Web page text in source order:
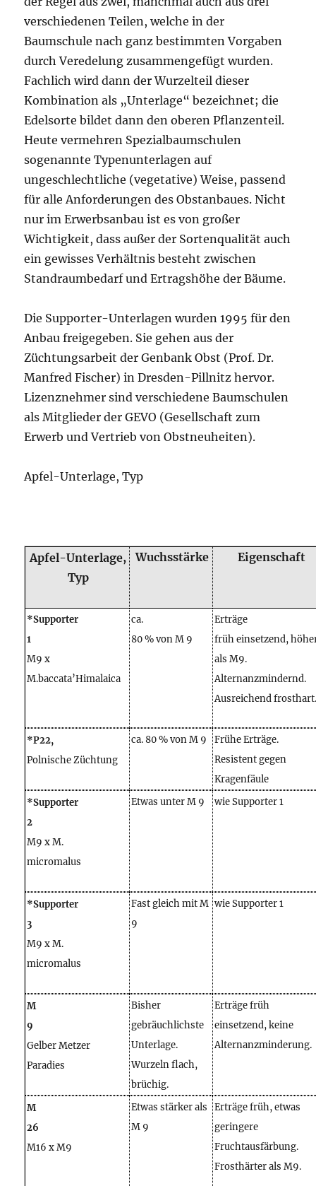
verschiedenen Teilen, welche in der
Baumschule nach ganz bestimmten Vorgaben
durch Veredelung zusammengefügt wurden.
Fachlich wird dann der Wurzelteil dieser
Kombination als „Unterlage“ bezeichnet; die
Edelsorte bildet dann den oberen Pflanzenteil.
Heute vermehren Spezialbaumschulen
sogenannte Typenunterlagen auf
ungeschlechtliche (vegetative) Weise, passend
für alle Anforderungen des Obstanbaues. Nicht
nur im Erwerbsanbau ist es von großer
Wichtigkeit, dass außer der Sortenqualität auch
ein gewisses Verhältnis besteht zwischen
Standraumbedarf und Ertragshöhe der Bäume.
Die Supporter-Unterlagen wurden 1995 für den
Anbau freigegeben. Sie gehen aus der
Züchtungsarbeit der Genbank Obst (Prof. Dr.
Manfred Fischer) in Dresden-Pillnitz hervor.
Lizenznehmer sind verschiedene Baumschulen
als Mitglieder der GEVO (Gesellschaft zum
Erwerb und Vertrieb von Obstneuheiten).
Apfel-Unterlage, Typ
Apfel-Unterlage,
Typ
Wuchsstärke Eigenschaft
*Supporter
1
M9 x
M.baccata’Himalaica
ca.
80 % von M 9
Erträge
früh einsetzend,
als M9.
Alternanzmindernd.
Ausreichend
*P22,
Polnische Züchtung
ca. 80 % von M 9
Frühe Erträge.
Resistent gegen
Kragenfäule
*Supporter
2
M9 x M.
micromalus
Etwas unter M 9 wie Supporter 1
*Supporter
3
M9 x M.
micromalus
Fast gleich mit M
9
wie Supporter 1
M
9
Gelber Metzer
Paradies
Bisher
gebräuchlichste
Unterlage.
Wurzeln flach,
brüchig.
Erträge früh
einsetzend, keine
Alternanzminderung.
M
26
M16 x M9
Etwas stärker als
M 9
Erträge früh, etwas
geringere
Fruchtausfärbung.
Frosthärter als M9.